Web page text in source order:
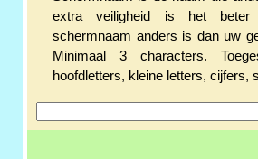
extra veiligheid is het beter
schermnaam anders is dan uw
Minimaal 3 characters.
hoofdletters, kleine letters, cijfers,